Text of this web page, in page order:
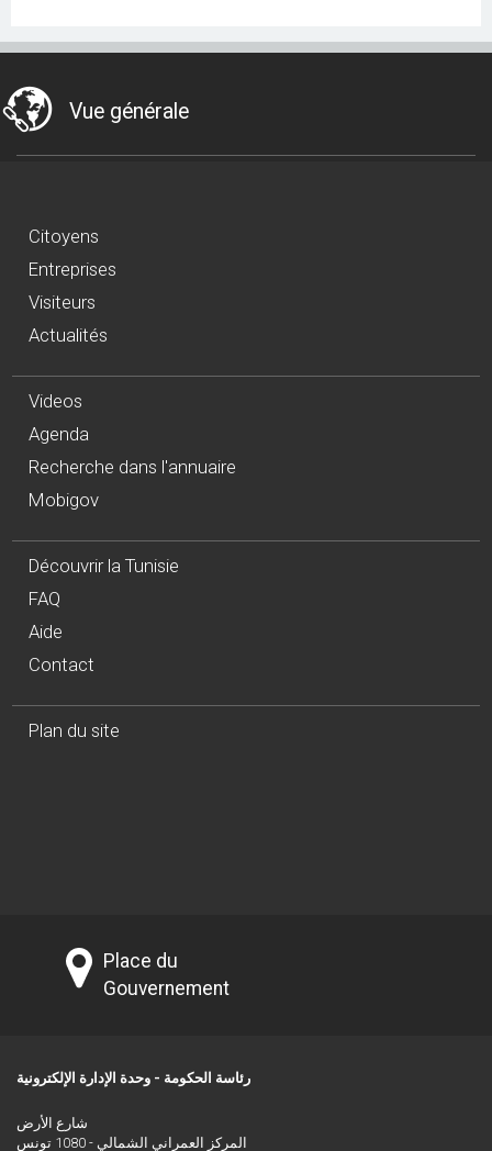
Vue générale
Citoyens
Entreprises
Visiteurs
Actualités
Videos
Agenda
Recherche dans l'annuaire
Mobigov
Découvrir la Tunisie
FAQ
Aide
Contact
Plan du site
Place du
Gouvernement
رئاسة الحكومة - وحدة الإدارة الإلكترونية
شارع الأرض
المركز العمراني الشمالي - 1080 تونس